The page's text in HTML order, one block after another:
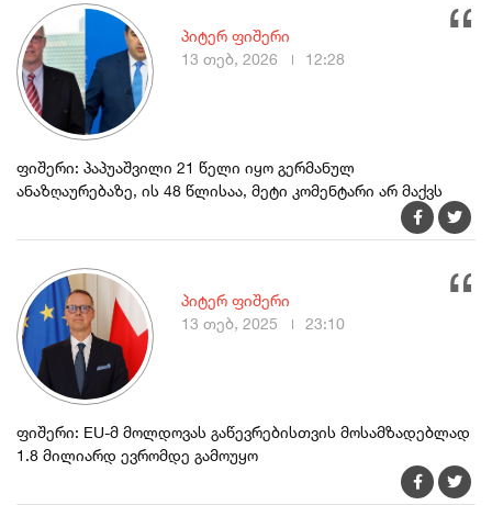
ფიშერი: პაპუაშვილი 21 წელი იყო გერმანულ
ანაზღაურებაზე, ის 48 წლისაა, მეტი კომენტარი არ მაქვს
პიტერ ფიშერი
13 თებ, 2026
12:28
ფიშერი: EU-მ მოლდოვას გაწევრებისთვის მოსამზადებლად
1.8 მილიარდ ევრომდე გამოუყო
პიტერ ფიშერი
13 თებ, 2025
23:10